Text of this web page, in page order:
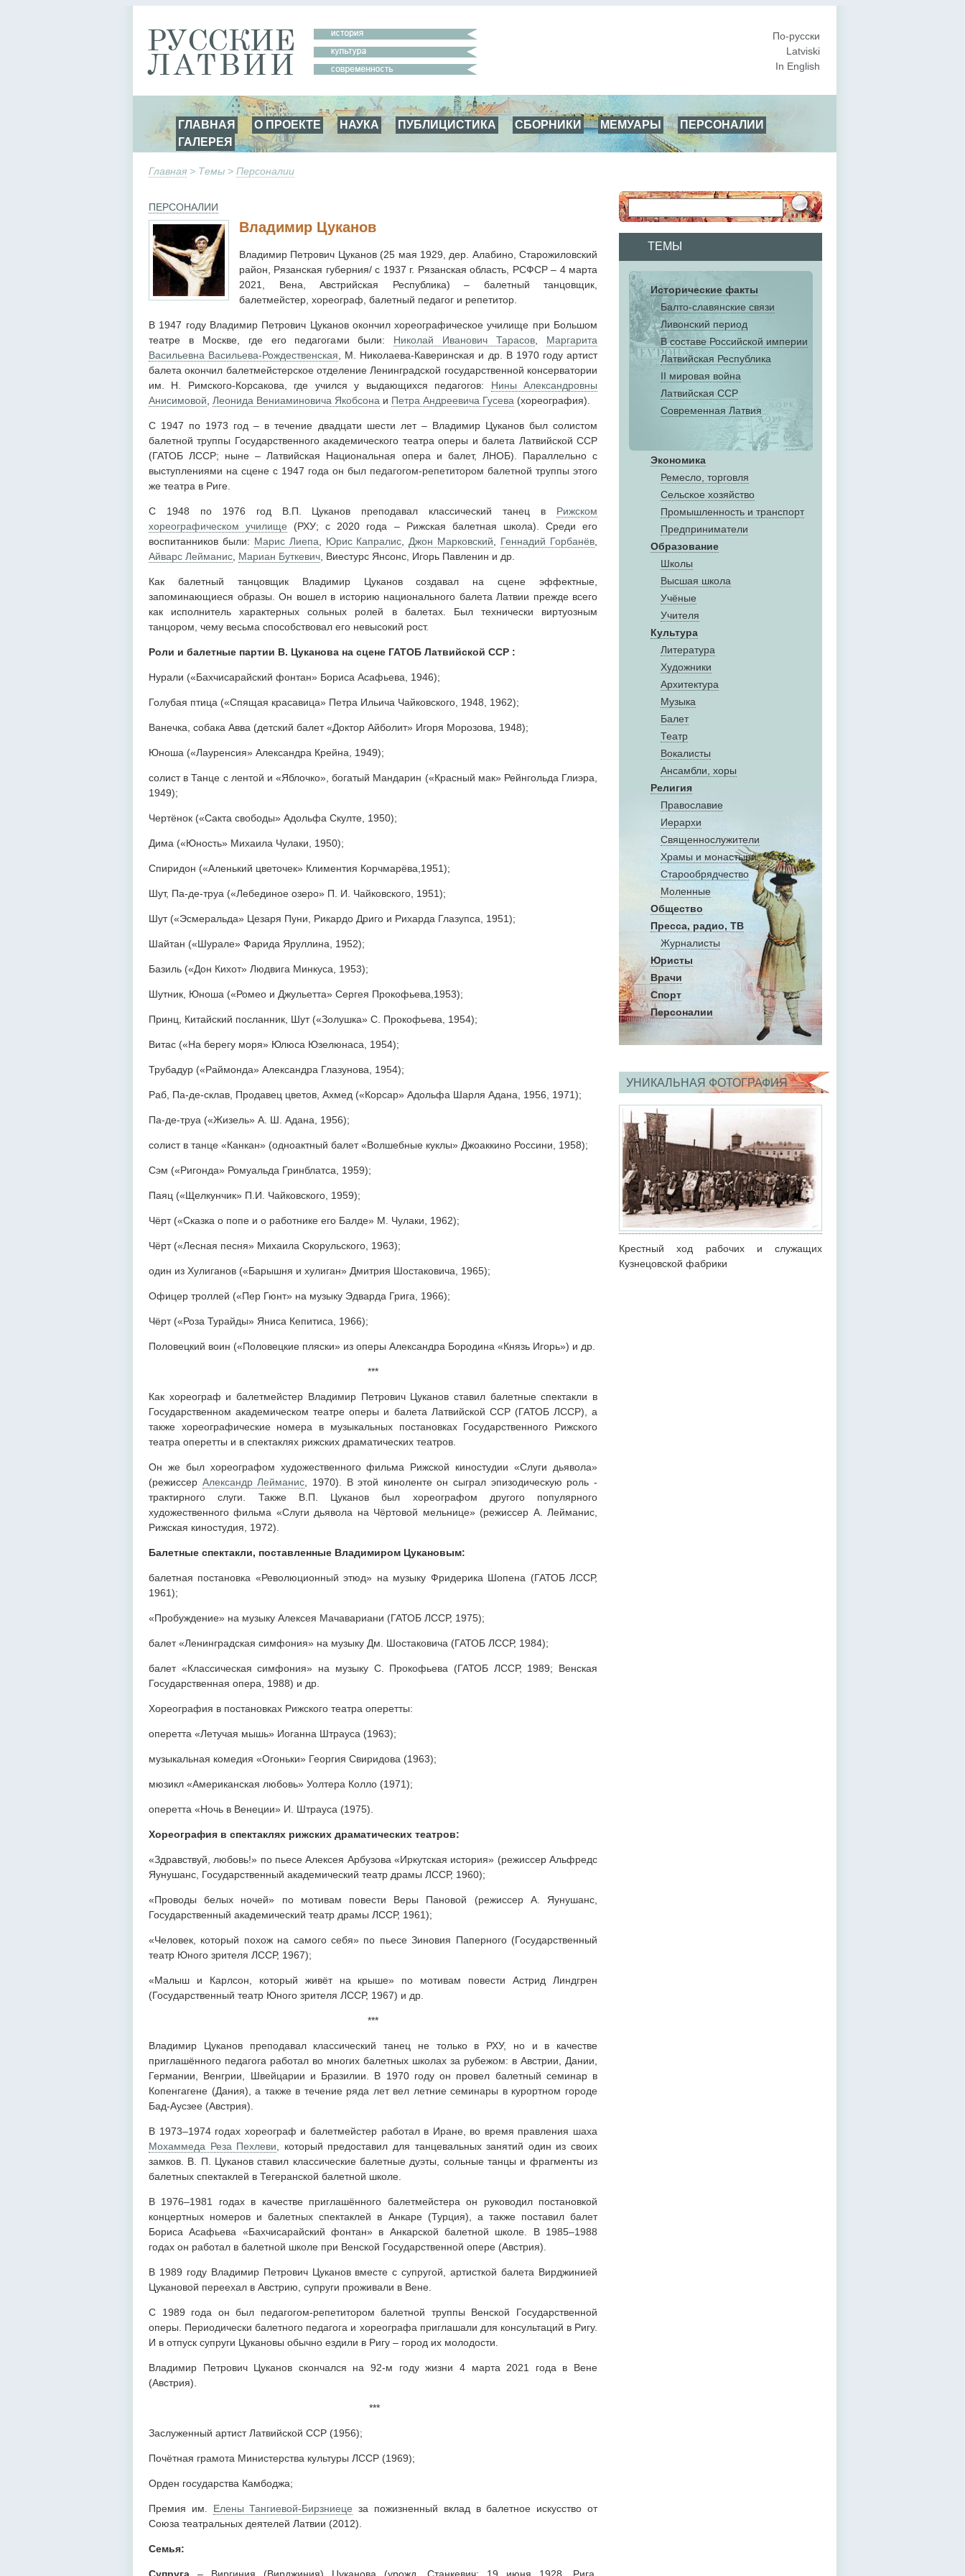
По-русски
Latviski
In English
ГЛАВНАЯ О ПРОЕКТЕ НАУКА ПУБЛИЦИСТИКА СБОРНИКИ МЕМУАРЫ
ПЕРСОНАЛИИ
ГАЛЕРЕЯ
Главная > Темы > Персоналии
ТЕМЫ
Исторические факты
Балто-славянские связи
Ливонский период
В составе Российской империи
Латвийская Республика
II мировая война
Латвийская ССР
Современная Латвия
Экономика
Ремесло, торговля
Сельское хозяйство
Промышленность и транспорт
Предприниматели
Образование
Школы
Высшая школа
Учёные
Учителя
Культура
Литература
Художники
Aрхитектура
Музыка
Балет
Театр
Вокалисты
Aнсамбли, хоры
Религия
Православие
Иерархи
Священнослужители
Храмы и монастыри
Старообрядчество
Моленные
Общество
Пресса, радио, ТВ
Журналисты
Юристы
Врачи
Спорт
Персоналии
УНИКАЛЬНАЯ ФОТОГРАФИЯ
Крестный ход рабочих и служащих
Кузнецовской фабрики
ПЕРСОНАЛИИ
Владимир Цуканов
Владимир Петрович Цуканов (25 мая 1929, дер. Алабино, Старожиловский
район, Рязанская губерния/ с 1937 г. Рязанская область, РСФСР – 4 марта
2021, Вена, Австрийская Республика) – балетный танцовщик,
балетмейстер, хореограф, балетный педагог и репетитор.
В 1947 году Владимир Петрович Цуканов окончил хореографическое училище при Большом
театре в Москве, где его педагогами были: Николай Иванович Тарасов
Маргарита
Васильевна Васильева-Рождественская , М. Николаева-Каверинская и др. В 1970 году артист
балета окончил балетмейстерское отделение Ленинградской государственной консерватории
им. Н. Римского-Корсакова, где учился у выдающихся педагогов: Нины Александровны
Анисимовой
Леонида Вениаминовича Якобсона и Петра Андреевича Гусева (хореография).
С 1947 по 1973 год – в течение двадцати шести лет – Владимир Цуканов был солистом
балетной труппы Государственного академического театра оперы и балета Латвийской ССР
(ГАТОБ ЛССР; ныне – Латвийская Национальная опера и балет, ЛНОБ). Параллельно с
выступлениями на сцене с 1947 года он был педагогом-репетитором балетной труппы этого
же театра в Риге.
С 1948 по 1976 год В.П. Цуканов преподавал классический танец в Рижском
хореографическом училище (РХУ; с 2020 года – Рижская балетная школа). Среди его
воспитанников были: Марис Лиепа Юрис Капралис Джон Марковский Геннадий Горбанёв
Айварс Лейманис Мариан Буткевич , Виестурс Янсонс, Игорь Павленин и др.
Как балетный танцовщик Владимир Цуканов создавал на сцене эффектные,
запоминающиеся образы. Он вошел в историю национального балета Латвии прежде всего
как исполнитель характерных сольных ролей в балетах. Был технически виртуозным
танцором, чему весьма способствовал его невысокий рост.
Роли и балетные партии В. Цуканова на сцене ГАТОБ Латвийской ССР :
Нурали («Бахчисарайский фонтан» Бориса Асафьева, 1946);
Голубая птица («Спящая красавица» Петра Ильича Чайковского, 1948, 1962);
Ванечка, собака Авва (детский балет «Доктор Айболит» Игоря Морозова, 1948);
Юноша («Лауренсия» Александра Крейна, 1949);
солист в Танце с лентой и «Яблочко», богатый Мандарин («Красный мак» Рейнгольда Глиэра,
1949);
Чертёнок («Сакта свободы» Адольфа Скулте, 1950);
Дима («Юность» Михаила Чулаки, 1950);
Спиридон («Аленький цветочек» Климентия Корчмарёва,1951);
Шут, Па-де-труа («Лебединое озеро» П. И. Чайковского, 1951);
Шут («Эсмеральда» Цезаря Пуни, Рикардо Дриго и Рихарда Глазупса, 1951);
Шайтан («Шурале» Фарида Яруллина, 1952);
Базиль («Дон Кихот» Людвига Минкуса, 1953);
Шутник, Юноша («Ромео и Джульетта» Сергея Прокофьева,1953);
Принц, Китайский посланник, Шут («Золушка» С. Прокофьева, 1954);
Витас («На берегу моря» Юлюса Юзелюнаса, 1954);
Трубадур («Раймонда» Александра Глазунова, 1954);
Раб, Па-де-склав, Продавец цветов, Ахмед («Корсар» Адольфа Шарля Адана, 1956, 1971);
Па-де-труа («Жизель» А. Ш. Адана, 1956);
солист в танце «Канкан» (одноактный балет «Волшебные куклы» Джоаккино Россини, 1958);
Сэм («Ригонда» Ромуальда Гринблатса, 1959);
Паяц («Щелкунчик» П.И. Чайковского, 1959);
Чёрт («Сказка о попе и о работнике его Балде» М. Чулаки, 1962);
Чёрт («Лесная песня» Михаила Скорульского, 1963);
один из Хулиганов («Барышня и хулиган» Дмитрия Шостаковича, 1965);
Офицер троллей («Пер Гюнт» на музыку Эдварда Грига, 1966);
Чёрт («Роза Турайды» Яниса Кепитиса, 1966);
Половецкий воин («Половецкие пляски» из оперы Александра Бородина «Князь Игорь») и др.
***
Как хореограф и балетмейстер Владимир Петрович Цуканов ставил балетные спектакли в
Государственном академическом театре оперы и балета Латвийской ССР (ГАТОБ ЛССР), а
также хореографические номера в музыкальных постановках Государственного Рижского
театра оперетты и в спектаклях рижских драматических театров.
Он же был хореографом художественного фильма Рижской киностудии «Слуги дьявола»
(режиссер Александр Лейманис , 1970). В этой киноленте он сыграл эпизодическую роль -
трактирного слуги. Также В.П. Цуканов был хореографом другого популярного
художественного фильма «Слуги дьявола на Чёртовой мельнице» (режиссер А. Лейманис,
Рижская киностудия, 1972).
Балетные спектакли, поставленные Владимиром Цукановым:
балетная постановка «Революционный этюд» на музыку Фридерика Шопена (ГАТОБ ЛССР,
1961);
«Пробуждение» на музыку Алексея Мачавариани (ГАТОБ ЛССР, 1975);
балет «Ленинградская симфония» на музыку Дм. Шостаковича (ГАТОБ ЛССР, 1984);
балет «Классическая симфония» на музыку С. Прокофьева (ГАТОБ ЛССР, 1989; Венская
Государственная опера, 1988) и др.
Хореография в постановках Рижского театра оперетты:
оперетта «Летучая мышь» Иоганна Штрауса (1963);
музыкальная комедия «Огоньки» Георгия Свиридова (1963);
мюзикл «Американская любовь» Уолтера Колло (1971);
оперетта «Ночь в Венеции» И. Штрауса (1975).
Хореография в спектаклях рижских драматических театров:
«Здравствуй, любовь!» по пьесе Алексея Арбузова «Иркутская история» (режиссер Альфредс
Яунушанс, Государственный академический театр драмы ЛССР, 1960);
«Проводы белых ночей» по мотивам повести Веры Пановой (режиссер А. Яунушанс,
Государственный академический театр драмы ЛССР, 1961);
«Человек, который похож на самого себя» по пьесе Зиновия Паперного (Государственный
театр Юного зрителя ЛССР, 1967);
«Малыш и Карлсон, который живёт на крыше» по мотивам повести Астрид Линдгрен
(Государственный театр Юного зрителя ЛССР, 1967) и др.
***
Владимир Цуканов преподавал классический танец не только в РХУ, но и в качестве
приглашённого педагога работал во многих балетных школах за рубежом: в Австрии, Дании,
Германии, Венгрии, Швейцарии и Бразилии. В 1970 году он провел балетный семинар в
Копенгагене (Дания), а также в течение ряда лет вел летние семинары в курортном городе
Бад-Аусзее (Австрия).
В 1973–1974 годах хореограф и балетмейстер работал в Иране, во время правления шаха
Мохаммеда Реза Пехлеви , который предоставил для танцевальных занятий один из своих
замков. В. П. Цуканов ставил классические балетные дуэты, сольные танцы и фрагменты из
балетных спектаклей в Тегеранской балетной школе.
В 1976–1981 годах в качестве приглашённого балетмейстера он руководил постановкой
концертных номеров и балетных спектаклей в Анкаре (Турция), а также поставил балет
Бориса Асафьева «Бахчисарайский фонтан» в Анкарской балетной школе. В 1985–1988
годах он работал в балетной школе при Венской Государственной опере (Австрия).
В 1989 году Владимир Петрович Цуканов вместе с супругой, артисткой балета Вирджинией
Цукановой переехал в Австрию, супруги проживали в Вене.
С 1989 года он был педагогом-репетитором балетной труппы Венской Государственной
оперы. Периодически балетного педагога и хореографа приглашали для консультаций в Ригу.
И в отпуск супруги Цукановы обычно ездили в Ригу – город их молодости.
Владимир Петрович Цуканов скончался на 92-м году жизни 4 марта 2021 года в Вене
(Австрия).
***
Заслуженный артист Латвийской ССР (1956);
Почётная грамота Министерства культуры ЛССР (1969);
Орден государства Камбоджа;
Премия им. Елены Тангиевой-Бирзниеце за пожизненный вклад в балетное искусство от
Союза театральных деятелей Латвии (2012).
Семья:
Супруга – Виргиния (Вирджиния) Цуканова (урожд. Станкевич; 19 июня 1928, Рига,